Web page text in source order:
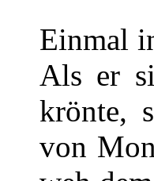
Einmal
Als er
krönte,
von